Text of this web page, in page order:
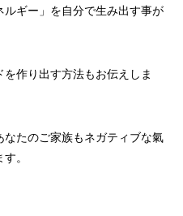
ルギー」を自分で生み出す事が
作り出す方法もお伝えしま
たのご家族もネガティブな氣
。